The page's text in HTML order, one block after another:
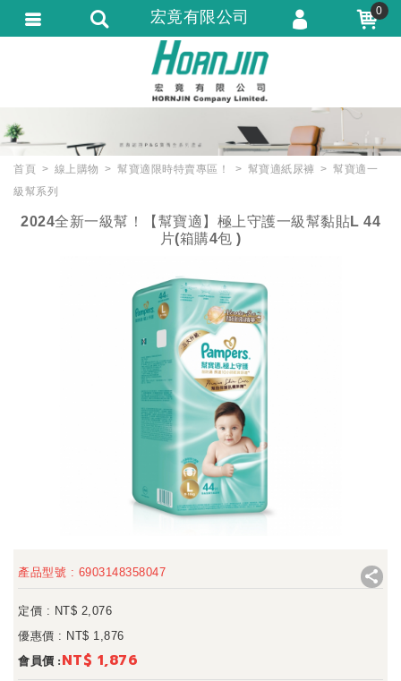
首頁 線上購物 幫寶適限時特賣專區！ 幫寶適紙尿褲
幫寶適一
級幫系列
2024全新一級幫！【幫寶適】極上守護一級幫黏貼L 44
片(箱購4包 )
產品型號 : 6903148358047
定價 : NT$ 2,076
優惠價 : NT$ 1,876
會員價 : NT$ 1,876
宏竟有限公司 0
會員登入
會員註冊
訂單查詢